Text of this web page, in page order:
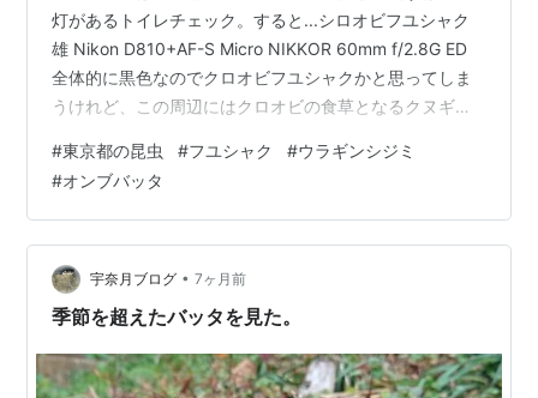
灯があるトイレチェック。すると...シロオビフユシャク
雄 Nikon D810+AF-S Micro NIKKOR 60mm f/2.8G ED
全体的に黒色なのでクロオビフユシャクかと思ってしま
うけれど、この周辺にはクロオビの食草となるクヌギ、
ユシャクと断定。自分には翅の模様での判断は困難。次
の機会には触角をチェックしたい。次は年明けに確認し
ていた越冬チョウの様子をチェック。先日の爆風と小春
日和により成虫で越冬していたチョウが影響を受けたの
かを確認。すると...ウラギンシジミ Nikon D…
#東京都の昆虫 #フユシャク #ウラギンシジミ
#オンブバッタ
宇奈月ブログ • 7ヶ月前
季節を超えたバッタを見た。